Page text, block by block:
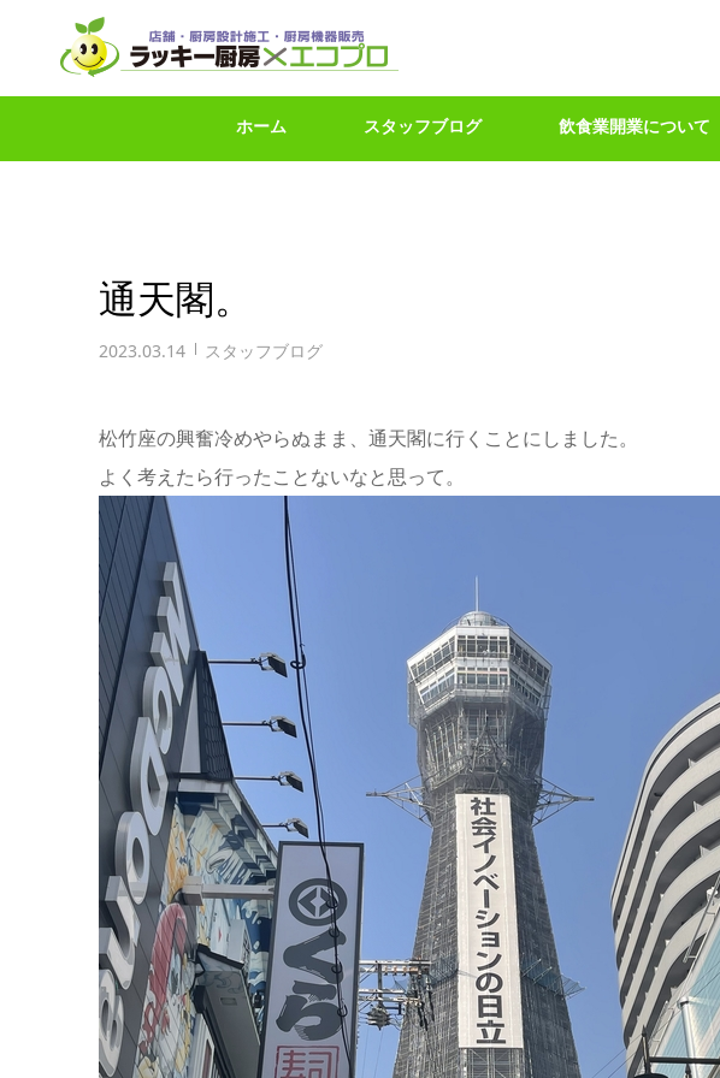
ホーム スタッフブログ 飲食業開業について
通天閣。
2023.03.14 スタッフブログ
松竹座の興奮冷めやらぬまま、通天閣に行くことにしました。
よく考えたら行ったことないなと思って。